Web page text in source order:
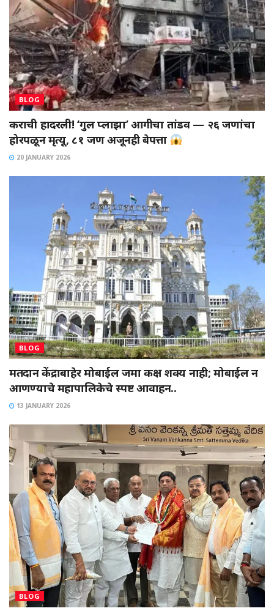
BLOG
कराची हादरली! ‘गुल प्लाझा’ आगीचा तांडव — २६ जणांचा
होरपळून मृत्यू, ८१ जण अजूनही बेपत्ता
20 JANUARY 2026
BLOG
मतदान केंद्राबाहेर मोबाईल जमा कक्ष शक्य नाही; मोबाईल न
आणण्याचे महापालिकेचे स्पष्ट आवाहन..
13 JANUARY 2026
BLOG